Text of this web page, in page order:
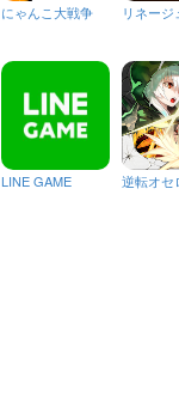
にゃんこ大戦争 リネージ
LINE GAME 逆転オセ